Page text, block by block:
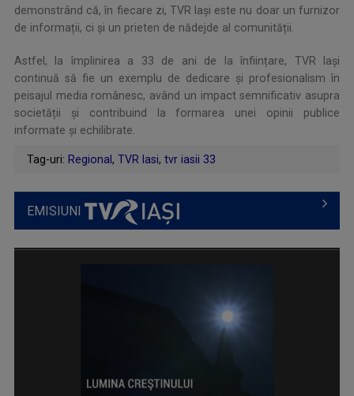
demonstrând că, în fiecare zi, TVR Iași este nu doar un furnizor
de informații, ci și un prieten de nădejde al comunității.
Astfel, la împlinirea a 33 de ani de la înființare, TVR Iași
continuă să fie un exemplu de dedicare și profesionalism în
peisajul media românesc, având un impact semnificativ asupra
societății și contribuind la formarea unei opinii publice
informate și echilibrate.
Tag-uri: Regional , TVR Iasi, tvr iasii 33
EMISIUNI